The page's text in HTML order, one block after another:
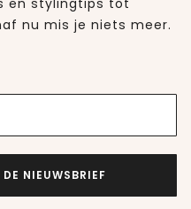
nu mis je niets meer.
NIEUWSBRIEF